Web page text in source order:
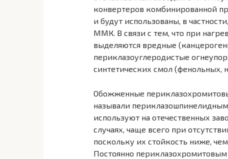
конвертеров комбинированной
и будут использованы, в
ММК. В связи с тем, что при
выделяются вредные
периклазоуглеродистые
синтетических смол (фенольных,
Обожженные
называли
используют на отечественных
случаях, чаще всего при
поскольку их стойкость ниже,
Постоянно